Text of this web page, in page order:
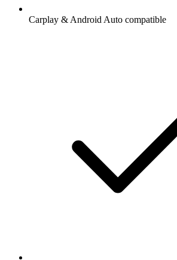
Carplay & Android Auto compatible